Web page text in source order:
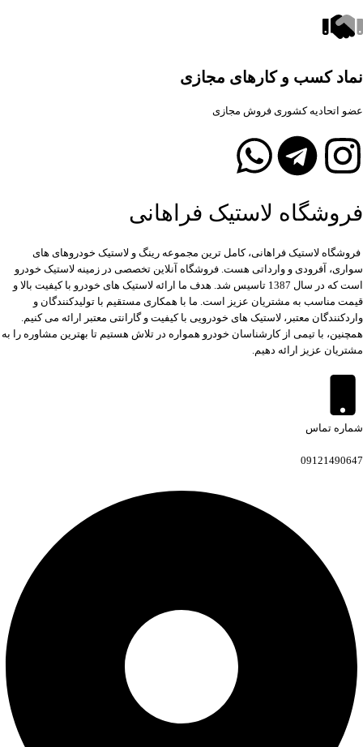
نماد کسب و کارهای مجازی
عضو اتحادیه کشوری فروش مجازی
فروشگاه لاستیک فراهانی
فروشگاه لاستیک فراهانی، کامل ترین مجموعه رینگ و لاستیک خودروهای های
سواری، آفرودی و وارداتی هست. فروشگاه آنلاین تخصصی در زمینه لاستیک خودرو
است که در سال 1387 تاسیس شد. هدف ما ارائه لاستیک های خودرو با کیفیت بالا و
قیمت مناسب به مشتریان عزیز است. ما با همکاری مستقیم با تولیدکنندگان و
واردکنندگان معتبر، لاستیک های خودرویی با کیفیت و گارانتی معتبر ارائه می کنیم.
همچنین، با تیمی از کارشناسان خودرو همواره در تلاش هستیم تا بهترین مشاوره را به
مشتریان عزیز ارائه دهیم.
شماره تماس
09121490647